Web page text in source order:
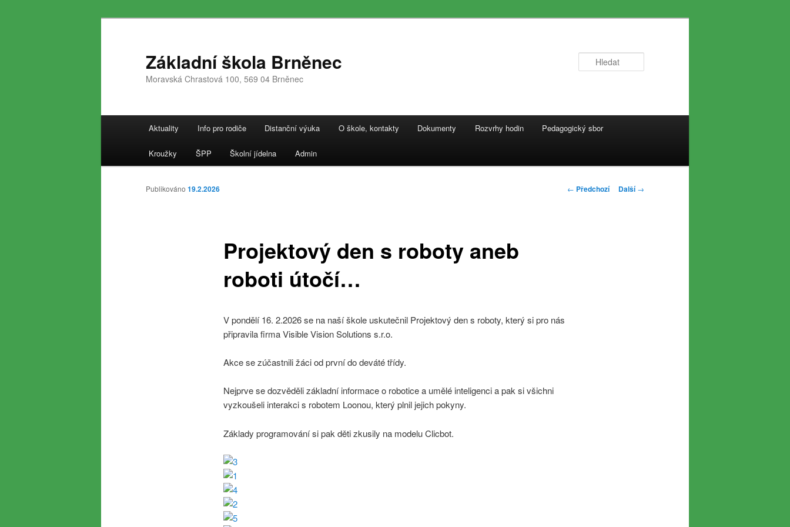
Základní škola Brněnec
Moravská Chrastová 100, 569 04 Brněnec
Aktuality Info pro rodiče Distanční výuka O škole, kontakty Dokumenty Rozvrhy hodin Pedagogický sbor
Kroužky ŠPP Školní jídelna Admin
Navigace
← Předchozí Další→
Projektový den s roboty aneb
roboti útočí…
Publikováno 19.2.2026
V pondělí 16. 2.2026 se na naší škole uskutečnil Projektový den s roboty, který si pro nás
připravila firma Visible Vision Solutions s.r.o.
Akce se zúčastnili žáci od první do deváté třídy.
Nejprve se dozvěděli základní informace o robotice a umělé inteligenci a pak si všichni
vyzkoušeli interakci s robotem Loonou, který plnil jejich pokyny.
Základy programování si pak děti zkusily na modelu Clicbot.